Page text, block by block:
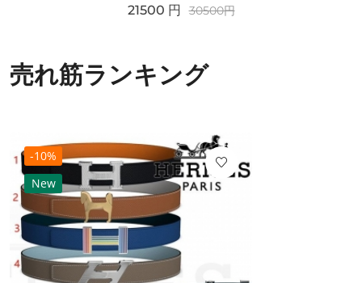
21500 円 30500円
売れ筋ランキング
-10%
New